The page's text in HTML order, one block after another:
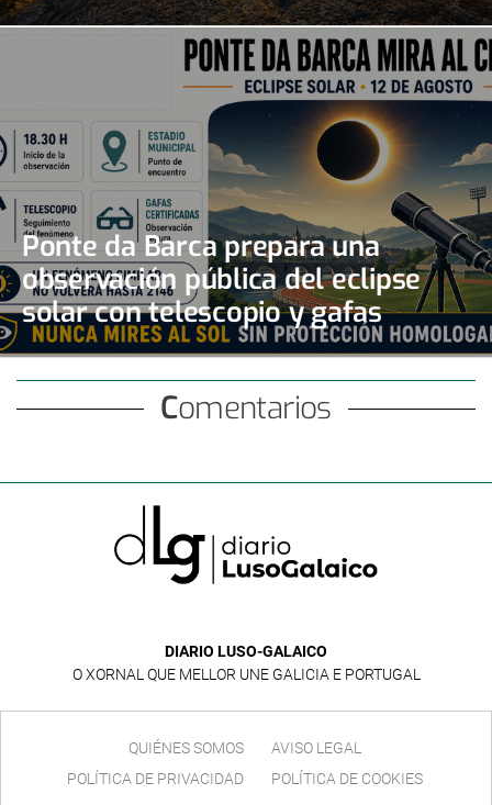
Ponte da Barca prepara una
observación pública del eclipse
solar con telescopio y gafas
certificadas
Comentarios
DIARIO LUSO-GALAICO
O XORNAL QUE MELLOR UNE GALICIA E PORTUGAL
QUIÉNES SOMOS
AVISO LEGAL
POLÍTICA DE PRIVACIDAD
POLÍTICA DE COOKIES